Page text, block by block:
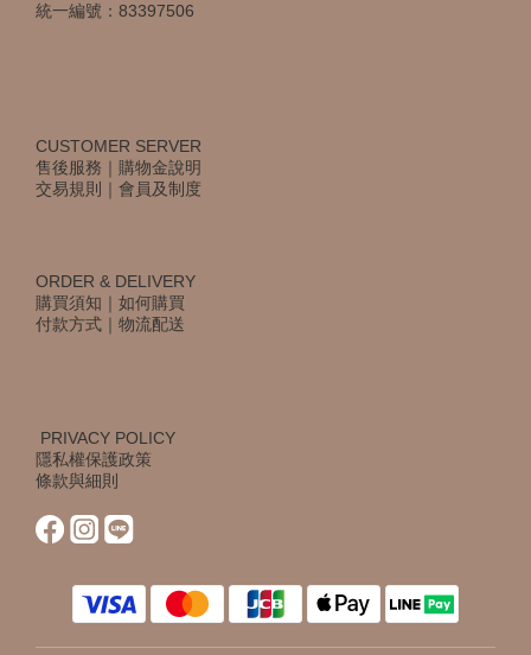
統一編號：83397506
CUSTOMER SERVER
售後服務 ｜ 購物金說明
交易規則
｜ 會員及制度
ORDER & DELIVERY
購買須知 ｜ 如何購買
付款方式 ｜ 物流配送
PRIVACY POLICY
隱私權保護政策
條款與細則